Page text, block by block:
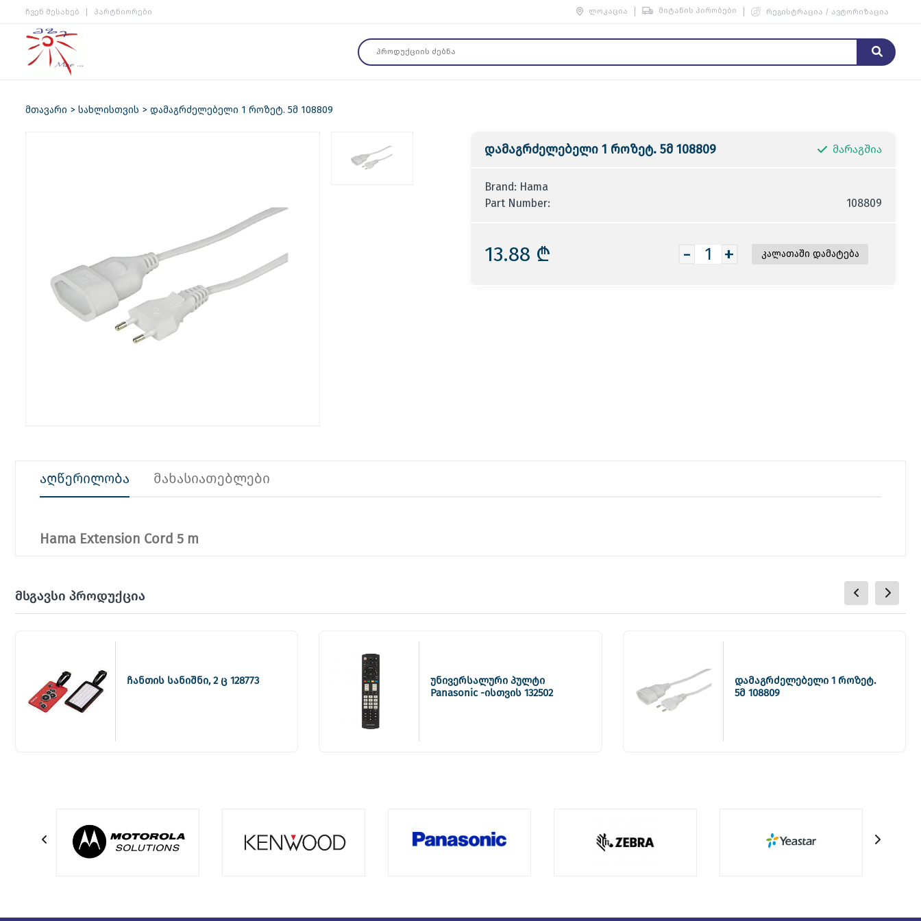
ჩვენ შესახებ პარტნიორები ლოკაცია მიტანის პირობები რეგისტრაცია / ავტორიზაცია
მთავარი სახლისთვის დამაგრძელებელი 1 როზეტ. 5მ 108809
დამაგრძელებელი 1 როზეტ. 5მ 108809 მარაგშია
Brand: Hama
Part Number:
108809
13.88 ₾ - +
აღწერილობა მახასიათებლები
Hama Extension Cord 5 m
მსგავსი პროდუქცია
ჩანთის სანიშნი, 2 ც 128773
უნივერსალური პულტი
Panasonic -ისთვის 132502
დამაგრძელებელი 1 როზეტ.
5მ 108809